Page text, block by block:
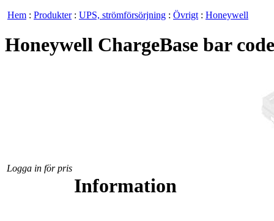
Hem : Produkter: UPS, strömförsörjning : Övrigt : Honeywell
Honeywell ChargeBase bar
Logga in för pris
Information